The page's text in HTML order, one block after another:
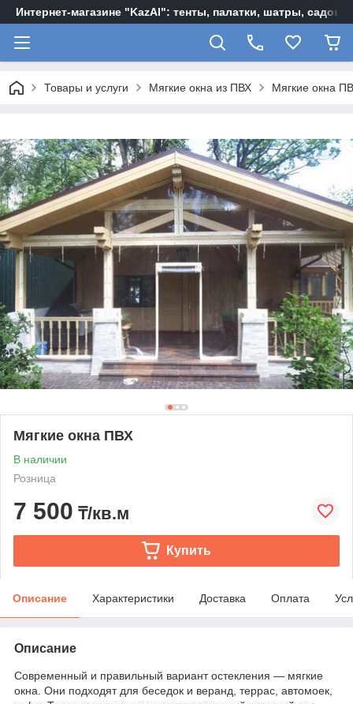
Интернет-магазине "KazAl": тенты, палатки, шатры,
Товары и услуги Мягкие окна из ПВХ Мягкие окна
Мягкие окна ПВХ
В наличии
Розница
7 500 ₸/кв.м
Купить
Описание Характеристики Доставка Оплата
Описание
Современный и правильный вариант остекления — мягкие
окна. Они подходят для беседок и веранд, террас, автомоек,